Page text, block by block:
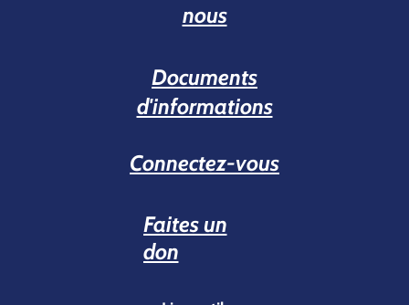
nous
Documents
d'informations
Connectez-vous
Faites un
don